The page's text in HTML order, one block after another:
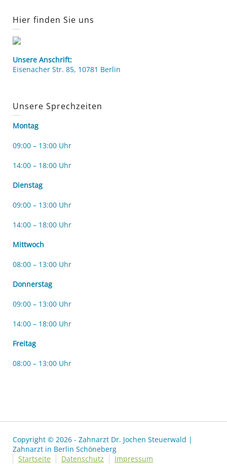
Hier finden Sie uns
Unsere Anschrift:
Eisenacher Str. 85, 10781 Berlin
Unsere Sprechzeiten
Montag
09:00 – 13:00 Uhr
14:00 – 18:00 Uhr
Dienstag
09:00 – 13:00 Uhr
14:00 – 18:00 Uhr
Mittwoch
08:00 – 13:00 Uhr
Donnerstag
09:00 – 13:00 Uhr
14:00 – 18:00 Uhr
Freitag
08:00 – 13:00 Uhr
Copyright © 2026 - Zahnarzt Dr. Jochen Steuerwald |
Zahnarzt in Berlin Schöneberg
Startseite
Datenschutz Impressum